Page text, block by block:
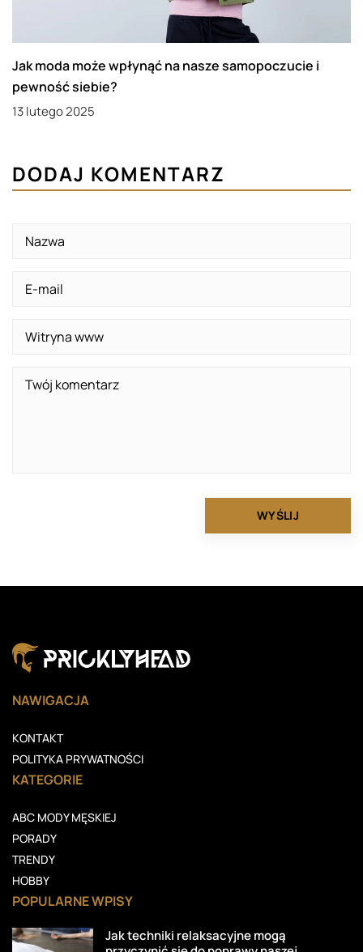
Jak moda może wpłynąć na nasze samopoczucie i
pewność siebie?
13 lutego 2025
DODAJ KOMENTARZ
NAWIGACJA
KONTAKT
POLITYKA PRYWATNOŚCI
KATEGORIE
ABC MODY MĘSKIEJ
PORADY
TRENDY
HOBBY
POPULARNE WPISY
Jak techniki relaksacyjne mogą